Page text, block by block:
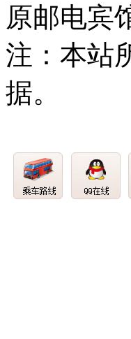
原邮电宾
注：本站
据。